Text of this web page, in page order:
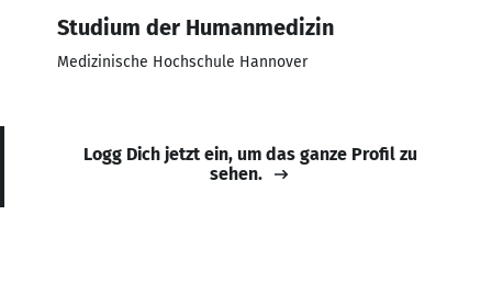
Studium der Humanmedizin
Medizinische Hochschule Hannover
Logg Dich jetzt ein, um das ganze Profil zu
sehen.